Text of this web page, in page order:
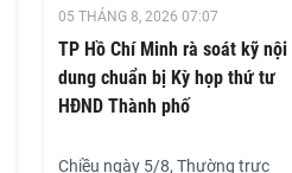
05 THÁNG 8, 2026 07:07
TP Hồ Chí Minh rà soát kỹ nội
dung chuẩn bị Kỳ họp thứ tư
HĐND Thành phố
Chiều ngày 5/8, Thường trực